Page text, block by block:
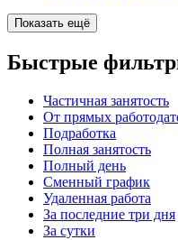
Показать ещё
Быстрые
Частичная занятость
От прямых
Подработка
Полная занятость
Полный день
Сменный график
Удаленная работа
За последние три дня
За сутки